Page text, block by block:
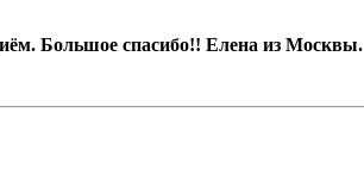
Большое спасибо!! Елена из Москвы.